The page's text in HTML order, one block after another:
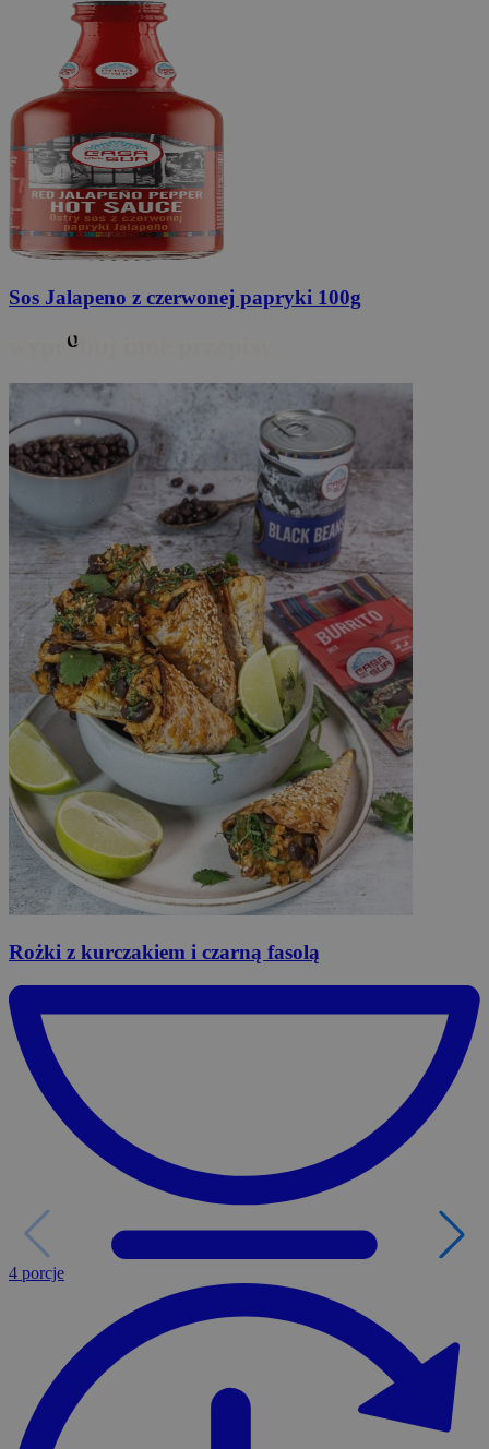
Sos Jalapeno z czerwonej papryki 100g
o
Rożki z kurczakiem i czarną fasolą
4 porcje